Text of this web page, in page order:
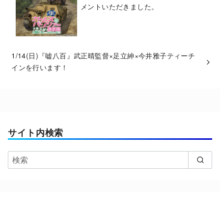
メントいただきました。
1/14(日)『嘘八百』武正晴監督×足立紳×今井雅子ティーチ
インを行います！
サイト内検索